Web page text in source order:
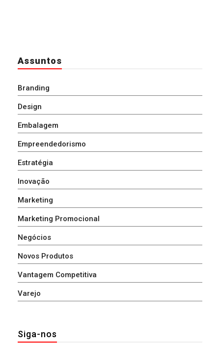
Assuntos
Branding
Design
Embalagem
Empreendedorismo
Estratégia
Inovação
Marketing
Marketing Promocional
Negócios
Novos Produtos
Vantagem Competitiva
Varejo
Siga-nos